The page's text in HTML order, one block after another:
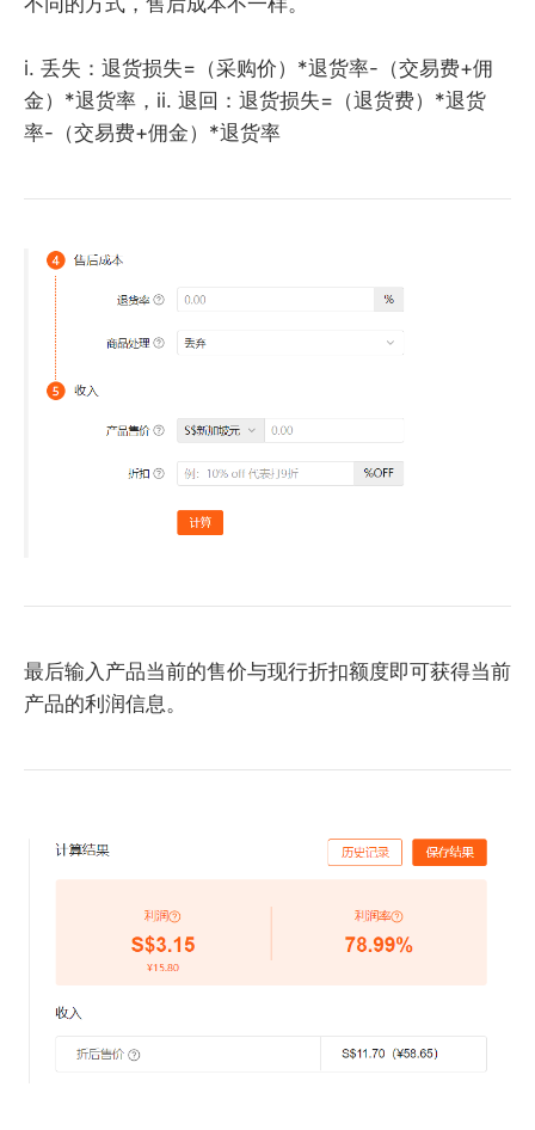
i. 丢失：退货损失=（采购价）*退货率-（交易费+佣
金）*退货率，ii. 退回：退货损失=（退货费）*退货
率-（交易费+佣金）*退货率
最后输入产品当前的售价与现行折扣额度即可获得当前
产品的利润信息。